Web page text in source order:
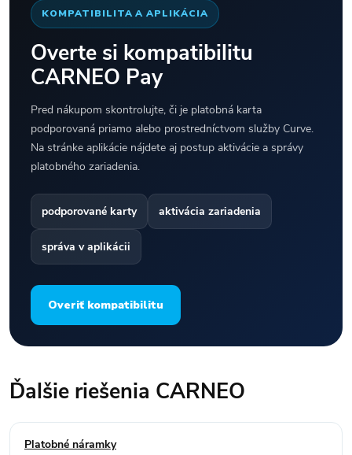
KOMPATIBILITA A APLIKÁCIA
Overte si kompatibilitu
CARNEO Pay
Pred nákupom skontrolujte, či je platobná karta
podporovaná priamo alebo prostredníctvom služby Curve.
Na stránke aplikácie nájdete aj postup aktivácie a správy
platobného zariadenia.
podporované karty aktivácia zariadenia
správa v aplikácii
Overiť kompatibilitu
Ďalšie riešenia CARNEO
Platobné náramky